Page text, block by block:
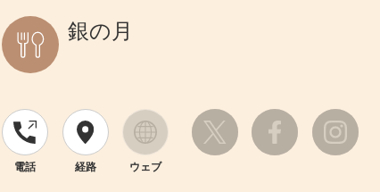
銀の月
電話 経路 ウェブ